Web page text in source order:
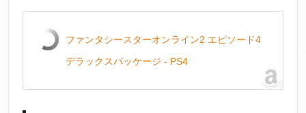
ファンタシースターオンライン2 エピソード4
デラックスパッケージ - PS4